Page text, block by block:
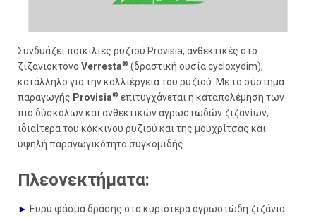
Συνδυάζει ποικιλίες ρυζιού Provisia, ανθεκτικές στο
ζιζανιοκτόνο Verresta® (δραστική ουσία cycloxydim),
κατάλληλο για την καλλιέργεια του ρυζιού. Με το σύστημα
παραγωγής Provisia® επιτυγχάνεται η καταπολέμηση των
πιο δύσκολων και ανθεκτικών αγρωστωδών ζιζανίων,
ιδιαίτερα του κόκκινου ρυζιού και της μουχρίτσας και
υψηλή παραγωγικότητα συγκομιδής.
Πλεονεκτήματα:
► Ευρύ φάσμα δράσης στα κυριότερα αγρωστώδη ζιζάνια